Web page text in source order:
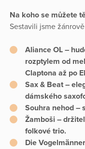
Na koho se můžete
Sestavili jsme
Aliance OL –
rozptylem od
Claptona až po
Sax & Beat –
dámského
Souhra nehod –
Žamboši –
folkové trio.
Die Vogelmänner